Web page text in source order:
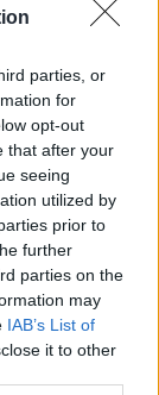
parties, or
for
opt-out
that after your
seeing
utilized by
prior to
further
parties on the
may
IAB’s List of
it to other
στη
ήταν η
τα βήματα
Ρωσίας
της
τα
χώρας
την
να